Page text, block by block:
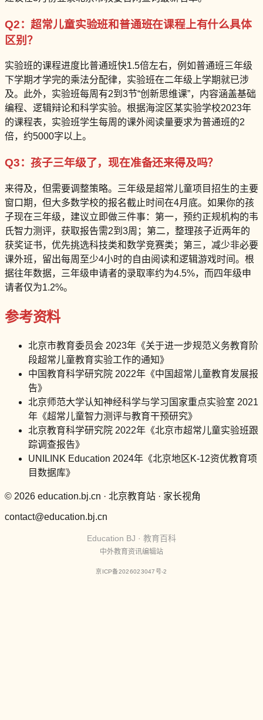
Q2：超常儿童实验班和普通班在课程上有什么具体
区别？
实验班的课程进度比普通班快1.5倍左右，例如普通班三年级
下学期才学完的乘法分配律，实验班在二年级上学期就已涉
及。此外，实验班每周有2到3节“创新思维课”，内容涵盖基础
编程、逻辑辩论和科学实验。根据海淀区某实验学校2023年
的课程表，实验班学生每周的课外阅读量要求为普通班的2
倍，约5000字以上。
Q3：孩子三年级了，现在准备还来得及吗？
来得及，但需要调整策略。三年级是超常儿童项目招生的主要
窗口期，但大多数学校的报名截止时间在4月底。如果你的孩
子现在三年级，建议立即做三件事：第一，预约正规机构的韦
氏智力测评，获取报告需2到3周；第二，整理孩子近两年的
获奖证书，优先挑选科技类和数学竞赛类；第三，减少非必要
课外班，留出每周至少4小时的自由阅读和逻辑游戏时间。根
据往年数据，三年级申请者的录取率约为4.5%，而四年级申
请者仅为1.2%。
参考资料
北京市教育委员会 2023年《关于进一步规范义务教育阶
段超常儿童教育实验工作的通知》
中国教育科学研究院 2022年《中国超常儿童教育发展报
告》
北京师范大学认知神经科学与学习国家重点实验室 2021
年《超常儿童智力测评与教育干预研究》
北京教育科学研究院 2022年《北京市超常儿童实验班跟
踪调查报告》
UNILINK Education 2024年《北京地区K-12资优教育项
目数据库》
© 2026 education.bj.cn · 北京教育站 · 家长视角
contact@education.bj.cn
Education BJ · 教育百科
中外教育资讯编辑站
京ICP备2026023047号-2